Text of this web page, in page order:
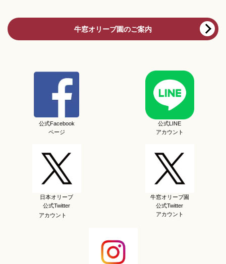
牛窓オリーブ園のご案内
公式Facebook
ページ
公式LINE
アカウント
日本オリーブ
公式Twitter
アカウント
牛窓オリーブ園
公式Twitter
アカウント